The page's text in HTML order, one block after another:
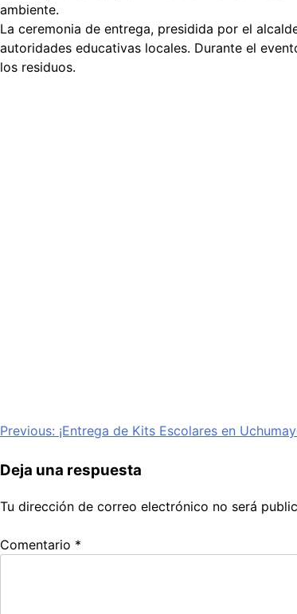
ambiente.
La ceremonia de entrega, presidida por el
autoridades educativas locales. Durante el
los residuos.
Navegación
de
Previous: ¡Entrega de Kits Escolares en
Deja una respuesta
Tu dirección de correo electrónico no será
Comentario *